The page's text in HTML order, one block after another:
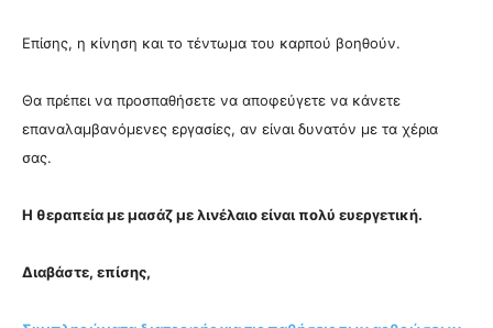
Επίσης, η κίνηση και το τέντωμα του καρπού βοηθούν.
Θα πρέπει να προσπαθήσετε να αποφεύγετε να κάνετε
επαναλαμβανόμενες εργασίες, αν είναι δυνατόν με τα χέρια
σας.
Η θεραπεία με μασάζ με λινέλαιο είναι πολύ ευεργετική.
Διαβάστε, επίσης,